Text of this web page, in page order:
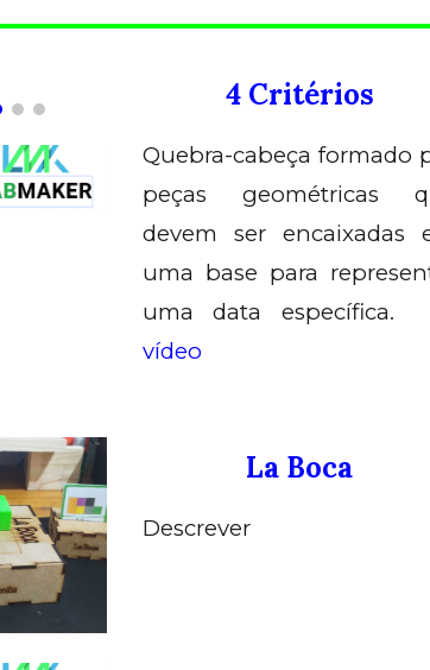
4 Critérios
Quebra-cabeça formado
peças geométricas
devem ser encaixadas
uma base para
uma data específica.
vídeo
La Boca
Descrever